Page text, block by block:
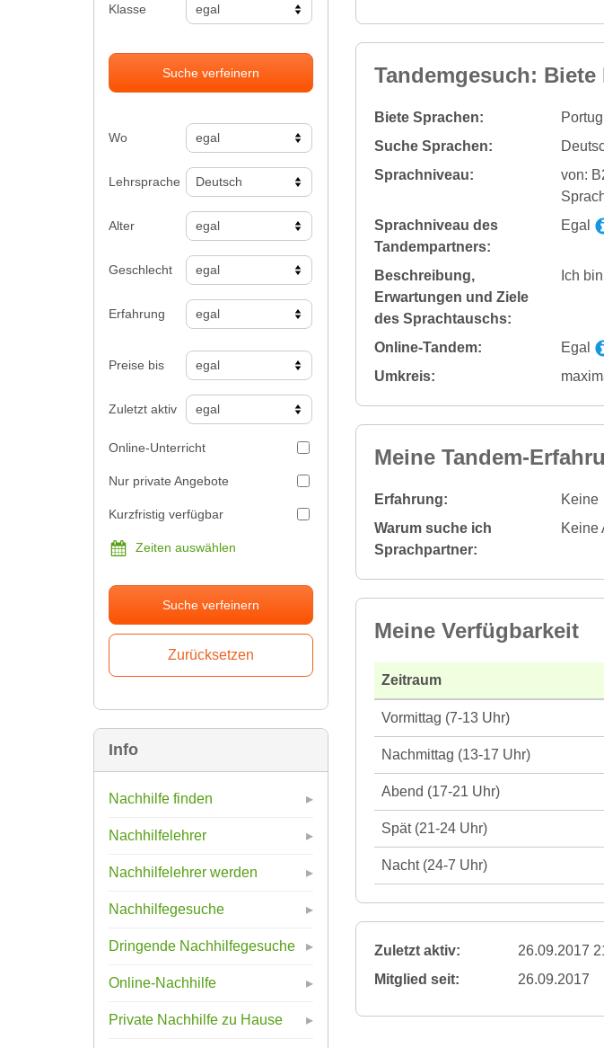
Klasse
Suche verfeinern
Wo
Lehrsprache
Alter
Geschlecht
Erfahrung
Preise bis
Zuletzt aktiv
Online-Unterricht
Nur private Angebote
Kurzfristig verfügbar
Zeiten auswählen
Suche verfeinern
Info
Nachhilfe finden
Nachhilfelehrer
Nachhilfelehrer werden
Nachhilfegesuche
Dringende Nachhilfegesuche
Online-Nachhilfe
Private Nachhilfe zu Hause
Tandemgesuch:
Biete Sprachen:
Suche Sprachen:
Sprachniveau:
von:
Sprachniveau des
Tandempartners:
Egal
Beschreibung,
Erwartungen und Ziele
des Sprachtauschs:
Ich
Online-Tandem:
Egal
Umkreis:
Meine Tandem-
Erfahrung:
Keine
Warum suche ich
Sprachpartner:
Keine
Meine Verfügbarkeit
Zeitraum
Vormittag (7-13 Uhr)
Nachmittag (13-17 Uhr)
Abend (17-21 Uhr)
Spät (21-24 Uhr)
Nacht (24-7 Uhr)
Zuletzt aktiv: 26.09.2017
Mitglied seit:
26.09.2017